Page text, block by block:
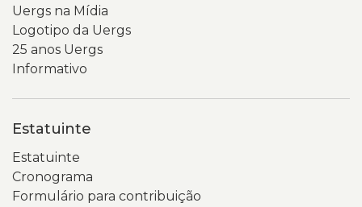
Uergs na Mídia
Logotipo da Uergs
25 anos Uergs
Informativo
Estatuinte
Estatuinte
Cronograma
Formulário para contribuição